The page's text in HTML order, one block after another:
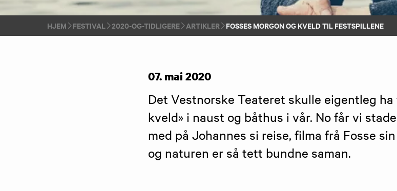
HJEM FESTIVAL 2020-OG-TIDLIGERE ARTIKLER FOSSES MORGON OG KVELD TIL FESTSPILLENE
07. mai 2020
Det Vestnorske Teateret skulle eigentleg
kveld» i naust og båthus i vår. No får vi
med på Johannes si reise, filma frå Fosse
og naturen er så tett bundne saman.